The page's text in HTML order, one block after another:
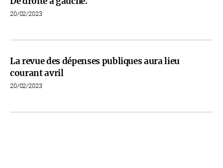
20/02/2023
La revue des dépenses publiques aura lieu
courant avril
20/02/2023